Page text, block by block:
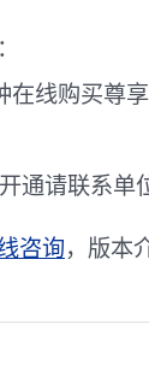
> 湖北省
科学技
市、州、直管市
管理办法（试
专家，现将有
在线购买尊享
通请联系单
咨询，版本